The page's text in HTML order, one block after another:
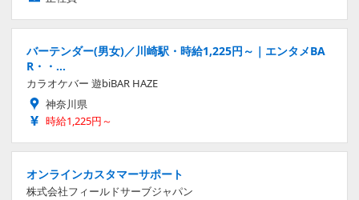
バーテンダー(男女)／川崎駅・時給1,225円～｜エンタメBA
R・・…
カラオケバー 遊biBAR HAZE
神奈川県
時給1,225円～
オンラインカスタマーサポート
株式会社フィールドサーブジャパン